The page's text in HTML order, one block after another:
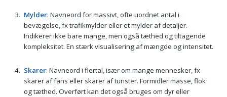
Mylder: Navneord for massivt, ofte uordnet antal i
bevægelse, fx trafikmylder eller et mylder af detaljer.
Indikerer ikke bare mange, men også tæthed og tiltagende
kompleksitet. En stærk visualisering af mængde og intensitet.
Skarer: Navneord i flertal, især om mange mennesker, fx
skarer af fans eller skarer af turister. Formidler masse, flok
og tæthed. Overført kan det også bruges om dyr eller